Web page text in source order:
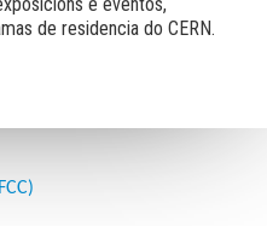
de residencia do CERN.